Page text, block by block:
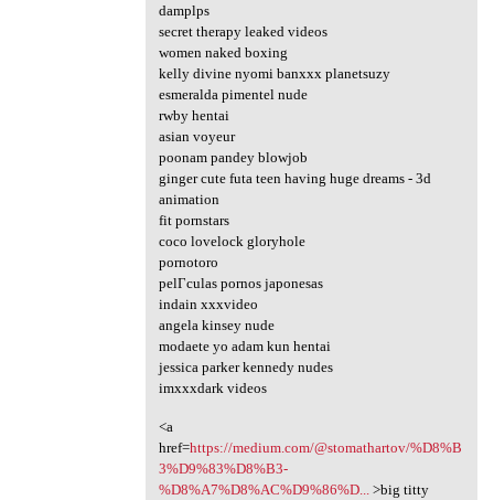
damplps
secret therapy leaked videos
women naked boxing
kelly divine nyomi banxxx planetsuzy
esmeralda pimentel nude
rwby hentai
asian voyeur
poonam pandey blowjob
ginger cute futa teen having huge dreams - 3d
animation
fit pornstars
coco lovelock gloryhole
pornotoro
pelГ­culas pornos japonesas
indain xxxvideo
angela kinsey nude
modaete yo adam kun hentai
jessica parker kennedy nudes
imxxxdark videos
<a
href=https://medium.com/@stomathartov/%D8%B
3%D9%83%D8%B3-
%D8%A7%D8%AC%D9%86%D...
>big titty